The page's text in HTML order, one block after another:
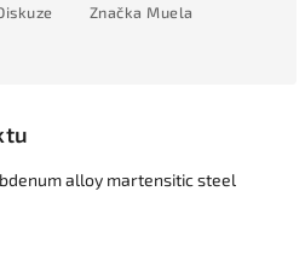
Značka Muela
alloy martensitic steel